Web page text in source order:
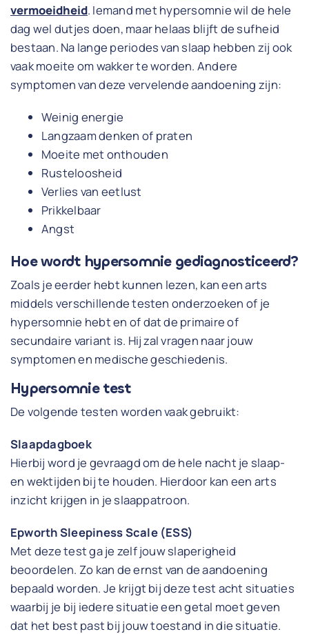
vermoeidheid. Iemand met hypersomnie wil de hele
dag wel dutjes doen, maar helaas blijft de sufheid
bestaan. Na lange periodes van slaap hebben zij ook
vaak moeite om wakker te worden. Andere
symptomen van deze vervelende aandoening zijn:
Weinig energie
Langzaam denken of praten
Moeite met onthouden
Rusteloosheid
Verlies van eetlust
Prikkelbaar
Angst
Hoe wordt hypersomnie gediagnosticeerd?
Zoals je eerder hebt kunnen lezen, kan een arts
middels verschillende testen onderzoeken of je
hypersomnie hebt en of dat de primaire of
secundaire variant is. Hij zal vragen naar jouw
symptomen en medische geschiedenis.
Hypersomnie test
De volgende testen worden vaak gebruikt:
Slaapdagboek
Hierbij word je gevraagd om de hele nacht je slaap-
en wektijden bij te houden. Hierdoor kan een arts
inzicht krijgen in je slaappatroon.
Epworth Sleepiness Scale (ESS)
Met deze test ga je zelf jouw slaperigheid
beoordelen. Zo kan de ernst van de aandoening
bepaald worden. Je krijgt bij deze test acht situaties
waarbij je bij iedere situatie een getal moet geven
dat het best past bij jouw toestand in die situatie.